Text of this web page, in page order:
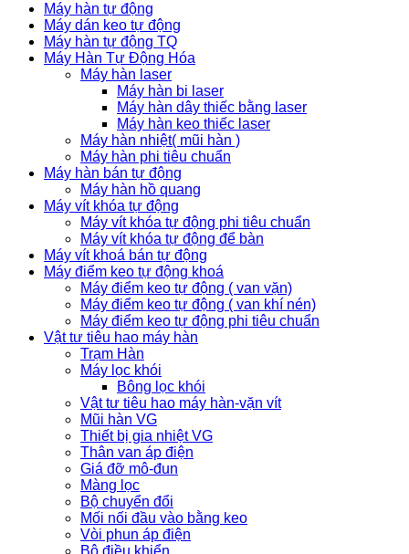
Máy hàn tự động
Máy dán keo tự động
Máy hàn tự động TQ
Máy Hàn Tự Động Hóa
Máy hàn laser
Máy hàn bi laser
Máy hàn dây thiếc bằng laser
Máy hàn keo thiếc laser
Máy hàn nhiệt( mũi hàn )
Máy hàn phi tiêu chuẩn
Máy hàn bán tự động
Máy hàn hồ quang
Máy vít khóa tự động
Máy vít khóa tự động phi tiêu chuẩn
Máy vít khóa tự động để bàn
Máy vít khoá bán tự động
Máy điểm keo tự động khoá
Máy điểm keo tự động ( van vặn)
Máy điểm keo tự động ( van khí nén)
Máy điểm keo tự động phi tiêu chuẩn
Vật tư tiêu hao máy hàn
Trạm Hàn
Máy lọc khói
Bông lọc khói
Vật tư tiêu hao máy hàn-vặn vít
Mũi hàn VG
Thiết bị gia nhiệt VG
Thân van áp điện
Giá đỡ mô-đun
Màng lọc
Bộ chuyển đổi
Mối nối đầu vào bằng keo
Vòi phun áp điện